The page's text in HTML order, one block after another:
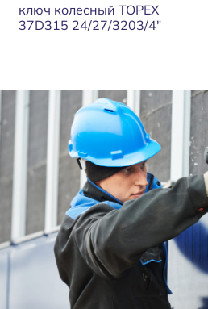
ключ колесный TOPEX
37D315 24/27/3203/4"